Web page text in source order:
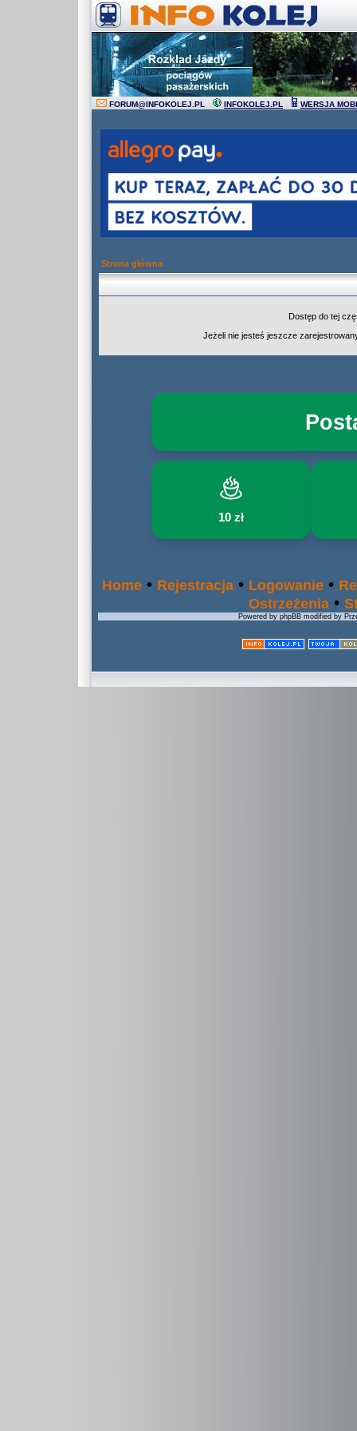
FORUM@INFOKOLEJ.PL INFOKOLEJ.PL WERSJA
Strona główna
Dostęp do tej
Jeżeli nie jesteś jeszcze
10 zł
Home • Rejestracja • Logowanie •
Ostrzeżenia •
Powered by phpBB modified by